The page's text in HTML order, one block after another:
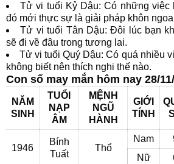
Tử vi tuổi Kỷ Dậu: Có những việc
đó mới thực sự là giải pháp khôn
Tử vi tuổi Tân Dậu: Đôi lúc bạn
sẽ đi về đâu trong tương lai.
Tử vi tuổi Quý Dậu: Có quá nhiều
không biết nên thích nghi thế nào.
Con số may mắn hôm nay 28/
NĂM
SINH
TUỔI
NẠP
ÂM
MỆNH
NGŨ
HÀNH
GIỚI
TÍNH
1946
Bính
Tuất
Thổ
Nam
Nữ